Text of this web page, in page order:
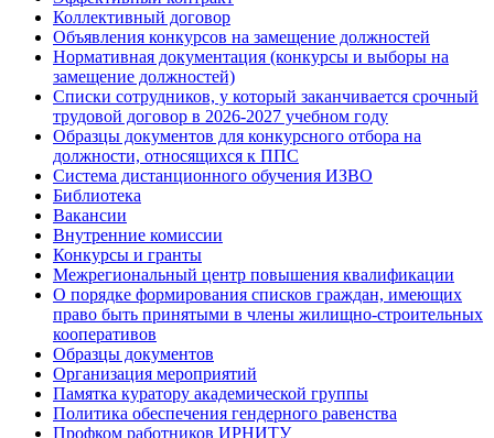
Коллективный договор
Объявления конкурсов на замещение должностей
Нормативная документация (конкурсы и выборы на
замещение должностей)
Списки сотрудников, у который заканчивается срочный
трудовой договор в 2026-2027 учебном году
Образцы документов для конкурсного отбора на
должности, относящихся к ППС
Система дистанционного обучения ИЗВО
Библиотека
Вакансии
Внутренние комиссии
Конкурсы и гранты
Межрегиональный центр повышения квалификации
О порядке формирования списков граждан, имеющих
право быть принятыми в члены жилищно-строительных
кооперативов
Образцы документов
Организация мероприятий
Памятка куратору академической группы
Политика обеспечения гендерного равенства
Профком работников ИРНИТУ